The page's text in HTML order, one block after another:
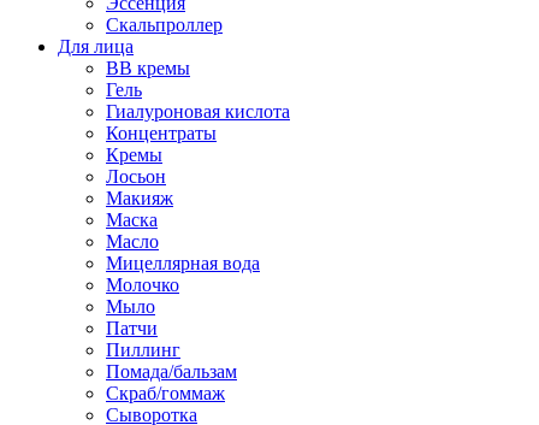
Скальпроллер
Для лица
BB кремы
Гель
Гиалуроновая кислота
Концентраты
Кремы
Лосьон
Макияж
Маска
Масло
Мицеллярная вода
Молочко
Мыло
Патчи
Пиллинг
Помада/бальзам
Скраб/гоммаж
Сыворотка